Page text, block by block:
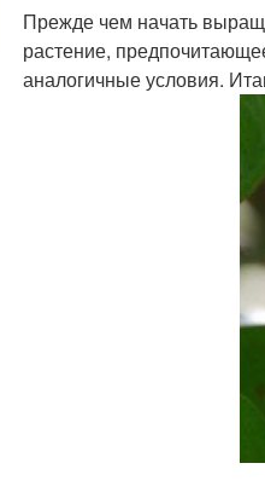
Прежде чем начать
растение,
аналогичные условия.